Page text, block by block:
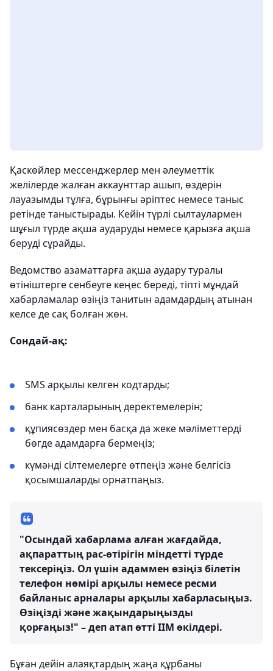
Қаскөйлер мессенджерлер мен әлеуметтік
желілерде жалған аккаунттар ашып, өздерін
лауазымды тұлға, бұрынғы әріптес немесе таныс
ретінде таныстырады. Кейін түрлі сылтаулармен
шұғыл түрде ақша аударуды немесе қарызға ақша
беруді сұрайды.
Ведомство азаматтарға ақша аудару туралы
өтініштерге сенбеуге кеңес береді, тіпті мұндай
хабарламалар өзіңіз танитын адамдардың атынан
келсе де сақ болған жөн.
Сондай-ақ:
SMS арқылы келген кодтарды;
банк карталарының деректемелерін;
құпиясөздер мен басқа да жеке мәліметтерді
бөгде адамдарға бермеңіз;
күмәнді сілтемелерге өтпеңіз және белгісіз
қосымшаларды орнатпаңыз.
"Осындай хабарлама алған жағдайда,
ақпараттың рас-өтірігін міндетті түрде
тексеріңіз. Ол үшін адаммен өзіңіз білетін
телефон нөмірі арқылы немесе ресми
байланыс арналары арқылы хабарласыңыз.
Өзіңізді және жақындарыңызды
қорғаңыз!" – деп атап өтті ІІМ өкілдері.
Бұған дейін алаяқтардың жаңа құрбаны